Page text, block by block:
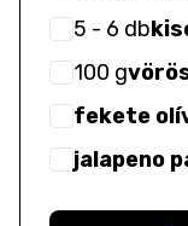
5 - 6 db
100 g
fekete
jalapeno